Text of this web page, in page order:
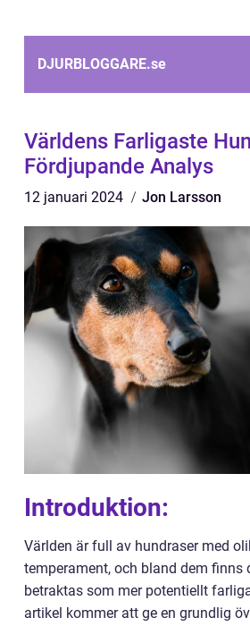
DJURBLOGGARE.se
Världens Farligaste
Fördjupande Analys
12 januari 2024 Jon Larsson
Introduktion:
Världen är full av hundraser med
temperament, och bland dem finns
betraktas som mer potentiellt
artikel kommer att ge en grundlig